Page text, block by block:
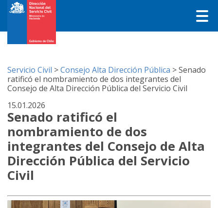
Servicio Civil >Consejo Alta Dirección Pública >Senado
ratificó el nombramiento de dos integrantes del
Consejo de Alta Dirección Pública del Servicio Civil
15.01.2026
Senado ratificó el
nombramiento de dos
integrantes del Consejo de Alta
Dirección Pública del Servicio
Civil